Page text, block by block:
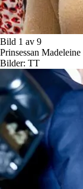
Bild 1 av 9
Prinsessan
Bilder: TT